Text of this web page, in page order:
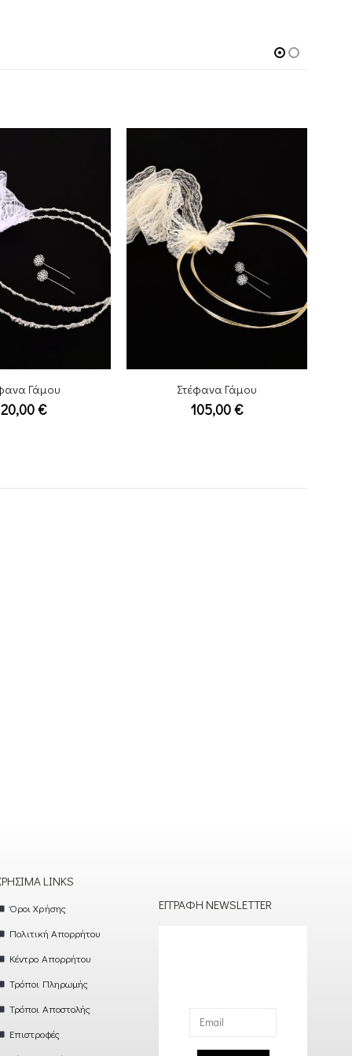
Γάμου
€
Στέφανα Γάμου
115,00€
LINKS
Όροι Χρήσης
Πολιτική Απορρήτου
Κέντρο Απορρήτου
Τρόποι Πληρωμής
Τρόποι Αποστολής
Επιστροφές
ΕΓΓΡΑΦΉ NEWSLETTER